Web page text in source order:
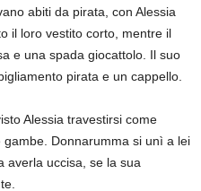
abiti da pirata, con Alessia
il loro vestito corto, mentre il
e una spada giocattolo. Il suo
pirata e un cappello.
Alessia travestirsi come
gambe. Donnarumma si unì a lei
averla uccisa, se la sua